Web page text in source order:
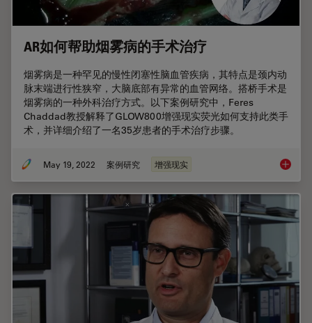
AR如何帮助烟雾病的手术治疗
烟雾病是一种罕见的慢性闭塞性脑血管疾病，其特点是颈内动
脉末端进行性狭窄，大脑底部有异常的血管网络。搭桥手术是
烟雾病的一种外科治疗方式。以下案例研究中，Feres
Chaddad教授解释了GLOW800增强现实荧光如何支持此类手
术，并详细介绍了一名35岁患者的手术治疗步骤。
May 19, 2022 案例研究 增强现实 AR如何